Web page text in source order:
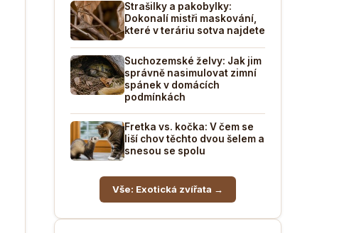
Strašilky a pakobylky:
Dokonalí mistři maskování,
které v teráriu sotva najdete
Suchozemské želvy: Jak jim
správně nasimulovat zimní
spánek v domácích
podmínkách
Fretka vs. kočka: V čem se
liší chov těchto dvou šelem a
snesou se spolu
Vše: Exotická zvířata →